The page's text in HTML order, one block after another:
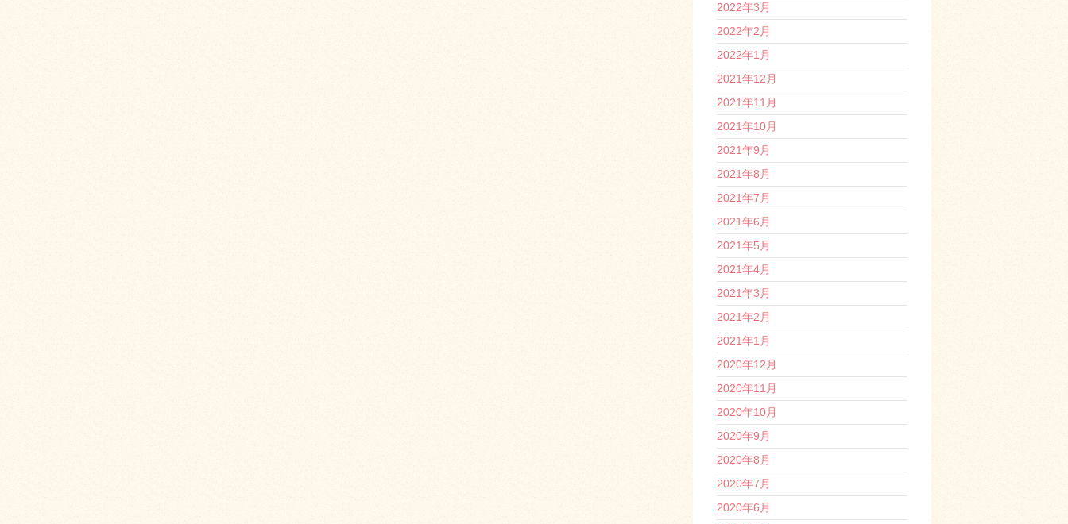
2022年3月
2022年2月
2022年1月
2021年12月
2021年11月
2021年10月
2021年9月
2021年8月
2021年7月
2021年6月
2021年5月
2021年4月
2021年3月
2021年2月
2021年1月
2020年12月
2020年11月
2020年10月
2020年9月
2020年8月
2020年7月
2020年6月